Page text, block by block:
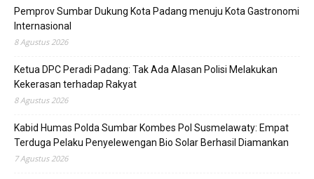
Pemprov Sumbar Dukung Kota Padang menuju Kota Gastronomi
Internasional
8 Agustus 2026
Ketua DPC Peradi Padang: Tak Ada Alasan Polisi Melakukan
Kekerasan terhadap Rakyat
8 Agustus 2026
Kabid Humas Polda Sumbar Kombes Pol Susmelawaty: Empat
Terduga Pelaku Penyelewengan Bio Solar Berhasil Diamankan
7 Agustus 2026